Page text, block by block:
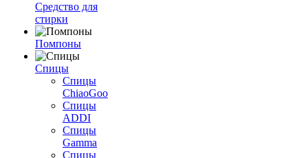
Средство для
стирки
Помпоны
Спицы
Спицы
ChiaoGoo
Спицы
ADDI
Спицы
Gamma
Спицы